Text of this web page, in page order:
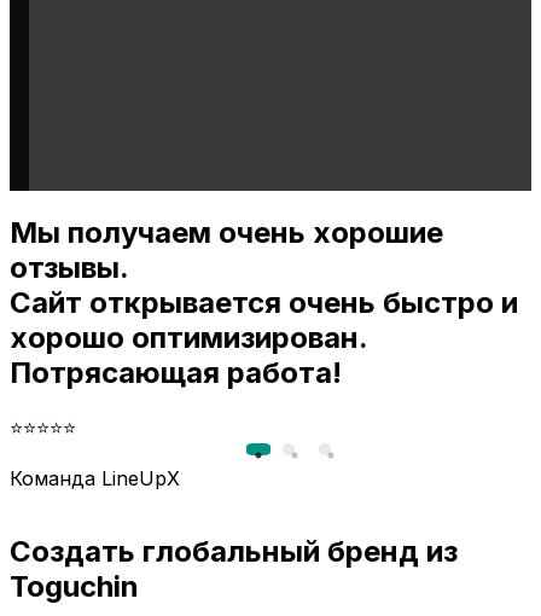
Мы получаем очень хорошие
отзывы.
Сайт открывается очень быстро и
хорошо оптимизирован.
Потрясающая работа!
⭐⭐⭐⭐⭐
Команда LineUpX
Создать глобальный бренд из
Toguchin